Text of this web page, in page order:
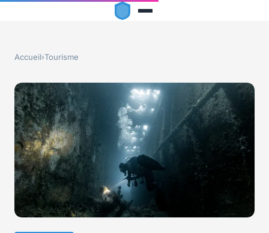
Accueil›Tourisme